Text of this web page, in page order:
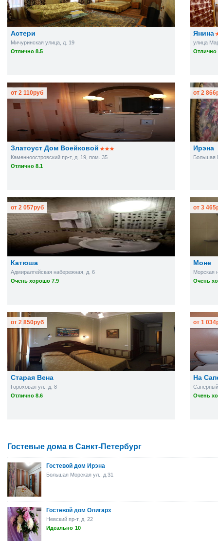
Астери
Мичуринская улица, д. 19
Отлично 8.5
Янина
улица
Отлично
Златоуст Дом Воейковой
Каменноостровский пр-т, д. 19, пом. 35
Отлично 8.1
от 2 110руб
Ирэна
Большая
от 2 866
Катюша
Адмиралтейская набережная, д. 6
Очень хорошо 7.9
от 2 057руб
Моне
Морская
Очень
от 3 465
Старая Вена
Гороховая ул., д. 8
Отлично 8.6
от 2 850руб
На
Очень
от 1 034
Гостевые дома в Санкт-Петербург
Гостевой дом Ирэна
Большая Морская ул., д.31
Гостевой дом Олигарх
Невский пр-т, д. 22
Идеально 10